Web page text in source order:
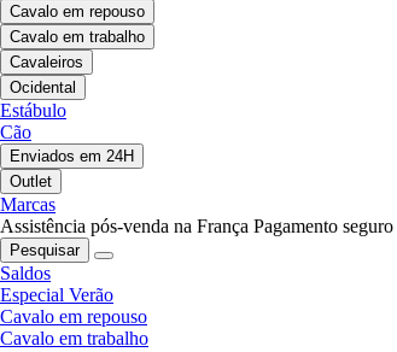
Cavalo em repouso
Cavalo em trabalho
Cavaleiros
Ocidental
Estábulo
Cão
Enviados em 24H
Outlet
Marcas
Assistência pós-venda na França Pagamento seguro
Pesquisar
Saldos
Especial Verão
Cavalo em repouso
Cavalo em trabalho